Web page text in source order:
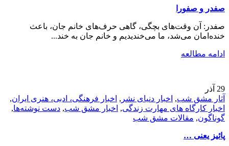
صفدر و صفورا
صفدر: آن وقت‌های بچگی، گاهی حرف‌های خانم جان، باعث
خنده‌امان می‌شد، ما می‌خندیدیم و خانم جان به خند...
ادامه مطالعه
29 آذر
آثار مشق شب, اخبار دنیای نشر , اخبار فرهنگی، ادبی، هنری ایران,
اخبار کارگاه های مهارت زندگی, اخبار مشق شب, دست نوشته‌ها,
گوناگون, مقالات مشق شب
پائیز یعنی …